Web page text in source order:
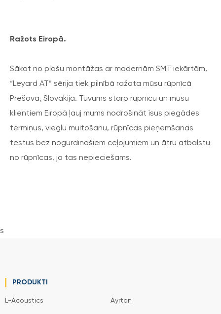
Ražots Eiropā.
Sākot no plašu montāžas ar modernām SMT iekārtām,
“Leyard AT” sērija tiek pilnībā ražota mūsu rūpnīcā
Prešovā, Slovākijā. Tuvums starp rūpnīcu un mūsu
klientiem Eiropā ļauj mums nodrošināt īsus piegādes
termiņus, vieglu muitošanu, rūpnīcas pieņemšanas
testus bez nogurdinošiem ceļojumiem un ātru atbalstu
no rūpnīcas, ja tas nepieciešams.
s
PRODUKTI
L-Acoustics Ayrton